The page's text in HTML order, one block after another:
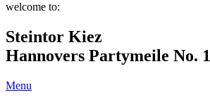
welcome to:
Steintor Kiez
Hannovers Partymeile No. 1
Menu